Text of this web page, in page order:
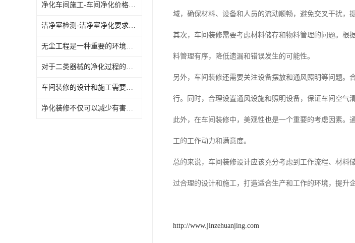
净化车间施工-车间净化价格-净化室工程设计
洁净室检测-洁净室净化要求-洁净室工程深圳金泽环境
无尘工程是一种重要的环境治理项目
对于二类器械的净化过程的步骤
车间装修的设计和施工需要考虑到工作流程、环境安全、舒适度以及美观性等方面
净化装修不仅可以减少有害气体的释放
域，确保材料、设备和人员的流动顺畅，避免交叉干扰，
其次，车间装修需要考虑材料储存和物料管理的问题。根
料管理有序，降低遗漏和错误发生的可能性。
另外，车间装修还需要关注设备摆放和通风照明等问题
行。同时，合理设置通风设施和照明设备，保证车间空气
此外，在车间装修中，美观性也是一个重要的考虑因素。
工的工作动力和满意度。
总的来说，车间装修设计应该充分考虑到工作流程、材料
过合理的设计和施工，打造适合生产和工作的环境，提升
http://www.jinzehuanjing.com